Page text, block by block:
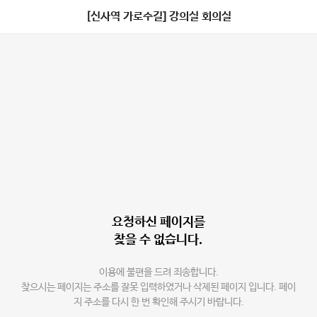
[신사역 가로수길] 강의실 회의실
요청하신 페이지를
찾을 수 없습니다.
이용에 불편을 드려 죄송합니다.
찾으시는 페이지는 주소를 잘못 입력하였거나 삭제된 페이지 입니다. 페이
지 주소를 다시 한 번 확인해 주시기 바랍니다.